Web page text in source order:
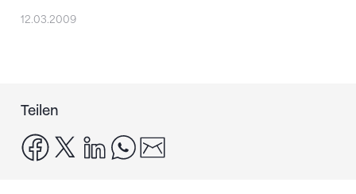
12.03.2009
Teilen
facebook
x linkedinwhatsapp